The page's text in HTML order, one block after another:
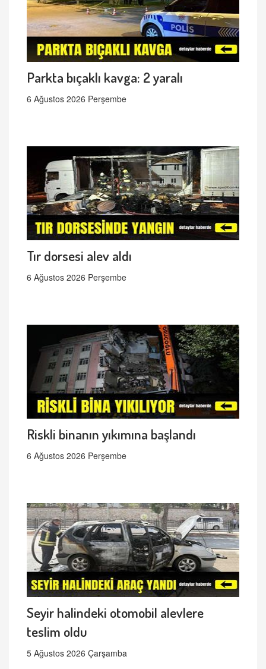
Parkta bıçaklı kavga: 2 yaralı
6 Ağustos 2026 Perşembe
Tır dorsesi alev aldı
6 Ağustos 2026 Perşembe
Riskli binanın yıkımına başlandı
6 Ağustos 2026 Perşembe
Seyir halindeki otomobil alevlere
teslim oldu
5 Ağustos 2026 Çarşamba